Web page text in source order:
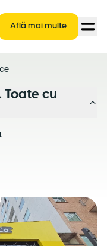
Află mai multe
Toate cu